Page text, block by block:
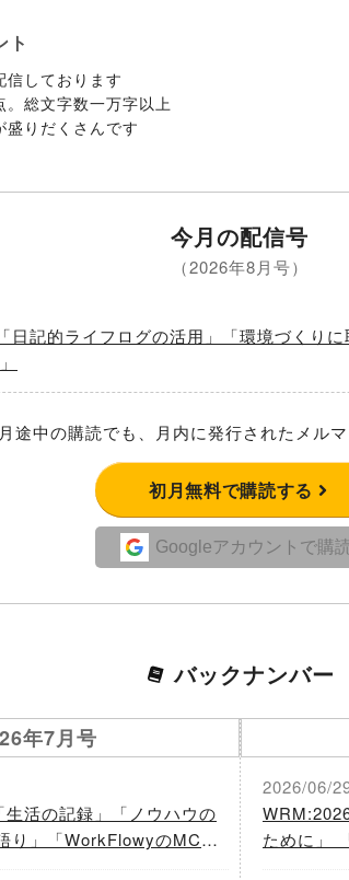
ト
信しております
。総文字数一万字以上
盛りだくさんです
今月の配信号
（2026年8月号）
日記的ライフログの活用」「環境づくり
途中の購読でも、月内に発行されたメル
初月無料で購読する
Googleアカウントで購
バックナンバー
年7月号
活の記録」「ノウハウの
り」「WorkFlowyのMCP
2026/06/
ために」